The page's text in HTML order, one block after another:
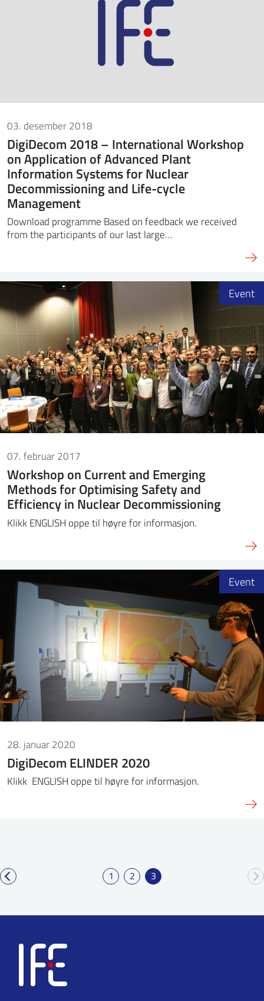
03. desember 2018
DigiDecom 2018 – International Workshop
on Application of Advanced Plant
Information Systems for Nuclear
Decommissioning and Life-cycle
Management
Download programme Based on feedback we received
from the participants of our last large…
07. februar 2017
Workshop on Current and Emerging
Methods for Optimising Safety and
Efficiency in Nuclear Decommissioning
Klikk ENGLISH oppe til høyre for informasjon.
Event
28. januar 2020
DigiDecom ELINDER 2020
Klikk ENGLISH oppe til høyre for informasjon.
Event
1 2 3